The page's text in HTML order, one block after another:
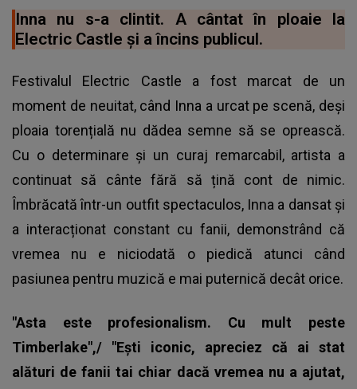
Inna nu s-a clintit. A cântat în ploaie la
Electric Castle și a încins publicul.
Festivalul Electric Castle a fost marcat de un
moment de neuitat, când Inna a urcat pe scenă, deși
ploaia torențială nu dădea semne să se oprească.
Cu o determinare și un curaj remarcabil, artista a
continuat să cânte fără să țină cont de nimic.
Îmbrăcată într-un outfit spectaculos, Inna a dansat și
a interacționat constant cu fanii, demonstrând că
vremea nu e niciodată o piedică atunci când
pasiunea pentru muzică e mai puternică decât orice.
"Asta este profesionalism. Cu mult peste
Timberlake",/ "Ești iconic, apreciez că ai stat
alături de fanii tai chiar dacă vremea nu a ajutat,